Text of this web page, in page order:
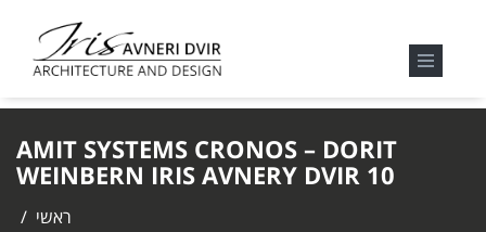
AMIT SYSTEMS CRONOS – DORIT
WEINBERN IRIS AVNERY DVIR 10
ראשי /